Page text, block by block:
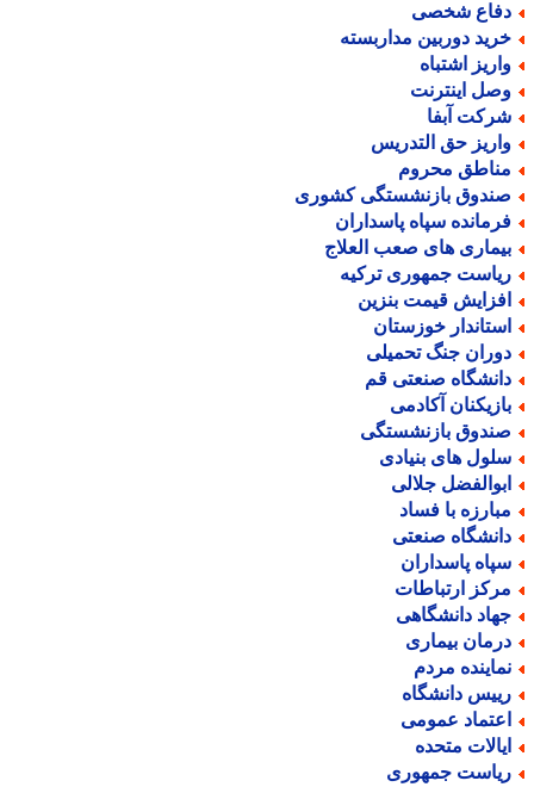
شخصی
دوربین مداربسته
اشتباه
اینترنت
آبفا
حق التدریس
محروم
بازنشستگی کشوری
سپاه پاسداران
های صعب العلاج
جمهوری ترکیه
قیمت بنزین
خوزستان
جنگ تحمیلی
صنعتی قم
آکادمی
بازنشستگی
های بنیادی
جلالی
با فساد
صنعتی
پاسداران
ارتباطات
دانشگاهی
بیماری
مردم
دانشگاه
عمومی
متحده
جمهوری